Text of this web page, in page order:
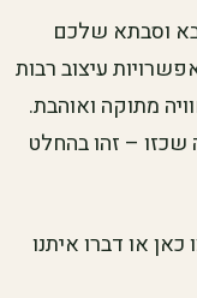
וסבתא שלכם
עיצוב רבות
מתוקה ואוהבת.
– זהו בהחלט
כאן או דברו איתנו